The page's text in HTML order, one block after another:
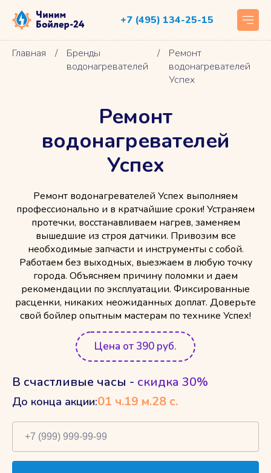
+7 (495) 134-25-15
Главная /
Бренды
водонагревателей
/
Ремонт
водонагревателей
Успех
Ремонт
водонагревателей
Успех
Ремонт водонагревателей Успех выполняем
профессионально и в кратчайшие сроки! Устраняем
протечки, восстанавливаем нагрев, заменяем
вышедшие из строя датчики. Привозим все
необходимые запчасти и инструменты с собой.
Работаем без выходных, выезжаем в любую точку
города. Объясняем причину поломки и даем
рекомендации по эксплуатации. Фиксированные
расценки, никаких неожиданных доплат. Доверьте
свой бойлер опытным мастерам по технике Успех!
Цена от 390 руб.
В счастливые часы - скидка 30%
До конца акции:01 ч.19 м.27 с.